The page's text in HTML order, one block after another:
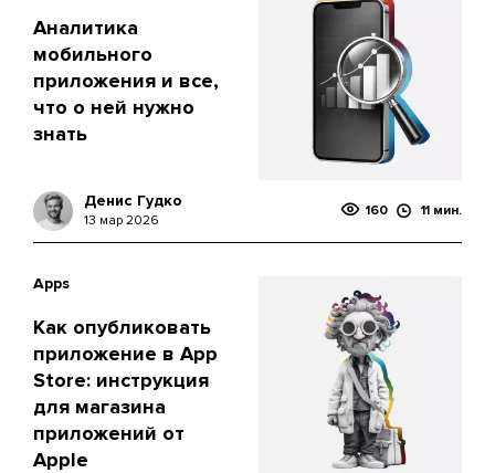
Аналитика
мобильного
приложения и все,
что о ней нужно
знать
Денис Гудко
13 мар 2026
160 11 мин.
Apps
Как опубликовать
приложение в App
Store: инструкция
для магазина
приложений от
Apple